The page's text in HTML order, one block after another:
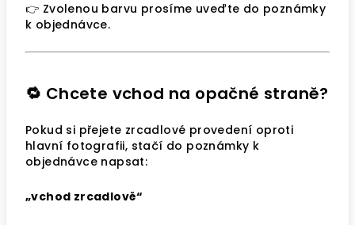
👉 Zvolenou barvu prosíme uveďte do poznámky
k objednávce.
🔁 Chcete vchod na opačné straně?
Pokud si přejete zrcadlové provedení oproti
hlavní fotografii, stačí do poznámky k
objednávce napsat:
„vchod zrcadlově“